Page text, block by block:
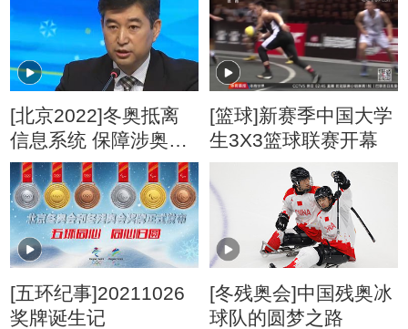
[北京2022]冬奥抵离
信息系统 保障涉奥人
员顺利来华
[篮球]新赛季中国大学
生3X3篮球联赛开幕
[五环纪事]20211026
奖牌诞生记
[冬残奥会]中国残奥冰
球队的圆梦之路